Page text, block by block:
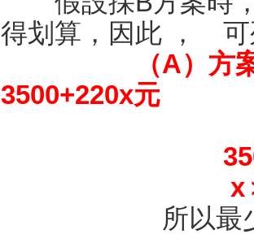
得划算，因此 ， 可
（A）
3500+220x元
350x＞
x
所以最少需